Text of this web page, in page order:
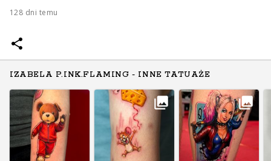
128 dni temu
IZABELA P.INK.FLAMING - INNE TATUAŻE